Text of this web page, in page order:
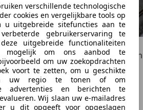
verschillende technologische
cookies en vergelijkbare tools op
u uitgebreide sitefuncties aan te
gebruikerservaring te
uitgebreide functionaliteiten
mogelijk om ons aanbod te
om uw zoekopdrachten
voort te zetten, om u geschikte
in uw regio te tonen of om
advertenties en berichten te
Wij slaan uw e-mailadres
u dit opgeeft voor opgeslagen
Hoe werk het?
je de 12 volt accu van je auto in
je dit nodig, hoe werkt het en
een druppellader en een
·2 min gelezen